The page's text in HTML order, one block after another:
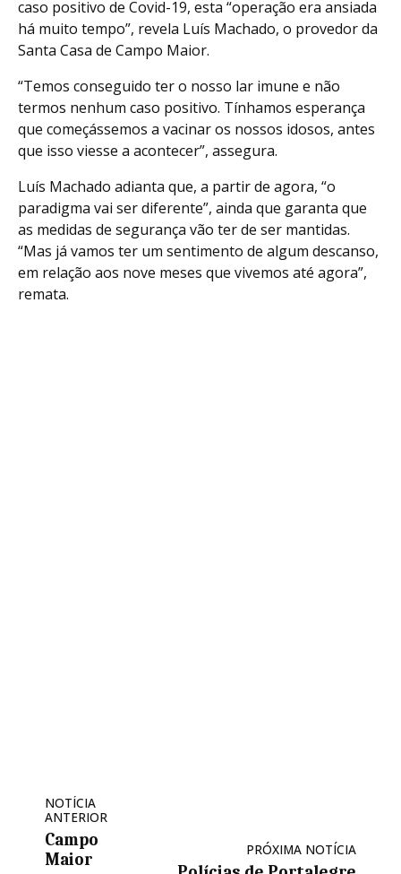
caso positivo de Covid-19, esta “operação era ansiada
há muito tempo”, revela Luís Machado, o provedor da
Santa Casa de Campo Maior.
“Temos conseguido ter o nosso lar imune e não
termos nenhum caso positivo. Tínhamos esperança
que começássemos a vacinar os nossos idosos, antes
que isso viesse a acontecer”, assegura.
Luís Machado adianta que, a partir de agora, “o
paradigma vai ser diferente”, ainda que garanta que
as medidas de segurança vão ter de ser mantidas.
“Mas já vamos ter um sentimento de algum descanso,
em relação aos nove meses que vivemos até agora”,
remata.
NOTÍCIA
ANTERIOR
Campo
Maior
PRÓXIMA NOTÍCIA